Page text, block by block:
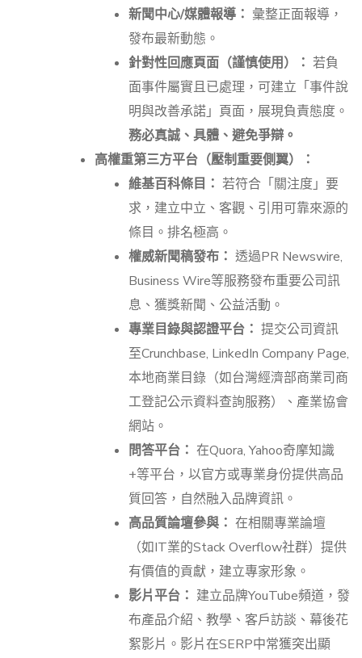
新聞中心/媒體報導： 彙整正面報導，
發布最新動態。
針對性回應頁面（謹慎使用）： 若負
面事件屬實且已處理，可建立「事件說
明與改善承諾」頁面，展現負責態度。
務必真誠、具體、避免爭辯。
高權重第三方平台（壓制重要側翼）：
維基百科條目： 若符合「關注度」要
求，建立中立、客觀、引用可靠來源的
條目。排名極高。
權威新聞稿發布： 透過PR Newswire,
Business Wire等服務發布重要公司訊
息、獲獎新聞、公益活動。
專業目錄與認證平台： 提交公司資訊
至Crunchbase, LinkedIn Company Page,
本地商業目錄（如台灣經濟部商業司商
工登記公示資料查詢服務）、產業協會
網站。
問答平台： 在Quora, Yahoo奇摩知識
+等平台，以官方或專業身份提供高品
質回答，自然融入品牌資訊。
高品質論壇參與： 在相關專業論壇
（如IT業的Stack Overflow社群）提供
有價值的貢獻，建立專家形象。
影片平台： 建立品牌YouTube頻道，發
布產品介紹、教學、客戶訪談、幕後花
絮影片。影片在SERP中常獲突出顯